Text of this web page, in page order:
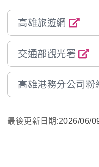
高雄旅遊網
交通部觀光署
高雄港務分公司粉
最後更新日期:2026/06/